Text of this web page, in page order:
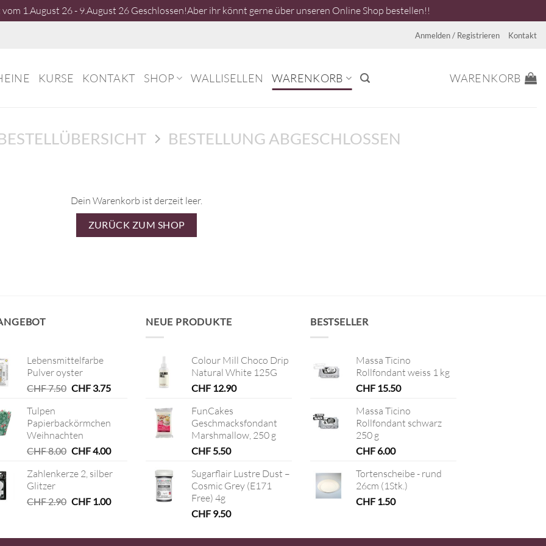
1.August 26 - 9.August 26 Geschlossen!Aber ihr könnt gerne über unseren Online Shop bestellen!!
Anmelden / Registrieren Kontakt
KURSE KONTAKT SHOP WALLISELLEN WARENKORB WARENKORB
BESTELLUNG ABGESCHLOSSEN
Dein Warenkorb ist derzeit leer.
ZURÜCK ZUM SHOP
Lebensmittelfarbe
Pulver oyster
CHF7.50 Ursprünglicher
CHF 7.50
CHF3.75Aktueller
CHF 3.75.
Tulpen
Papierbackörmchen
Weihnachten
CHF8.00 Ursprünglicher
war:
CHF4.00Aktueller
ist:
Zahlenkerze 2, silber
Glitzer
CHF2.90 Ursprünglicher
CHF 2.90
CHF1.00Aktueller
CHF 1.00.
NEUE PRODUKTE
Colour Mill Choco Drip
Natural White 125G
CHF12.90
FunCakes
Geschmacksfondant
Marshmallow, 250 g
CHF5.50
Sugarflair Lustre Dust –
Cosmic Grey (E171
Free) 4g
CHF9.50
BESTSELLER
Massa Ticino
Rollfondant weiss 1 kg
CHF15.50
Massa Ticino
Rollfondant schwarz
250 g
CHF6.00
Tortenscheibe - rund
26cm (1Stk.)
CHF1.50